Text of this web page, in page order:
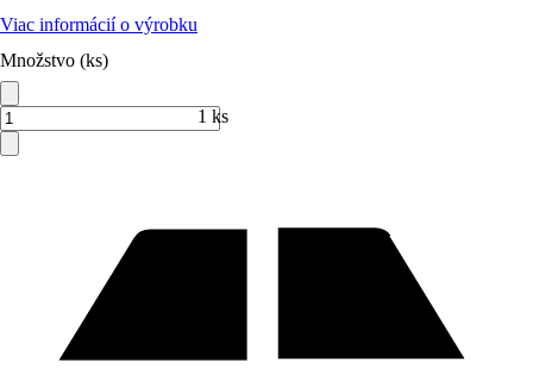
Viac informácií o výrobku
Množstvo (ks)
1 ks